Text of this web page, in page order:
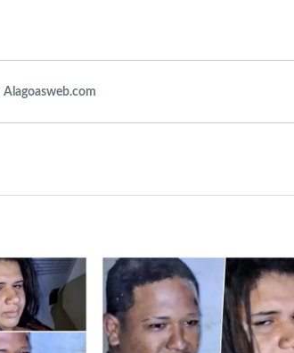
Alagoasweb.com